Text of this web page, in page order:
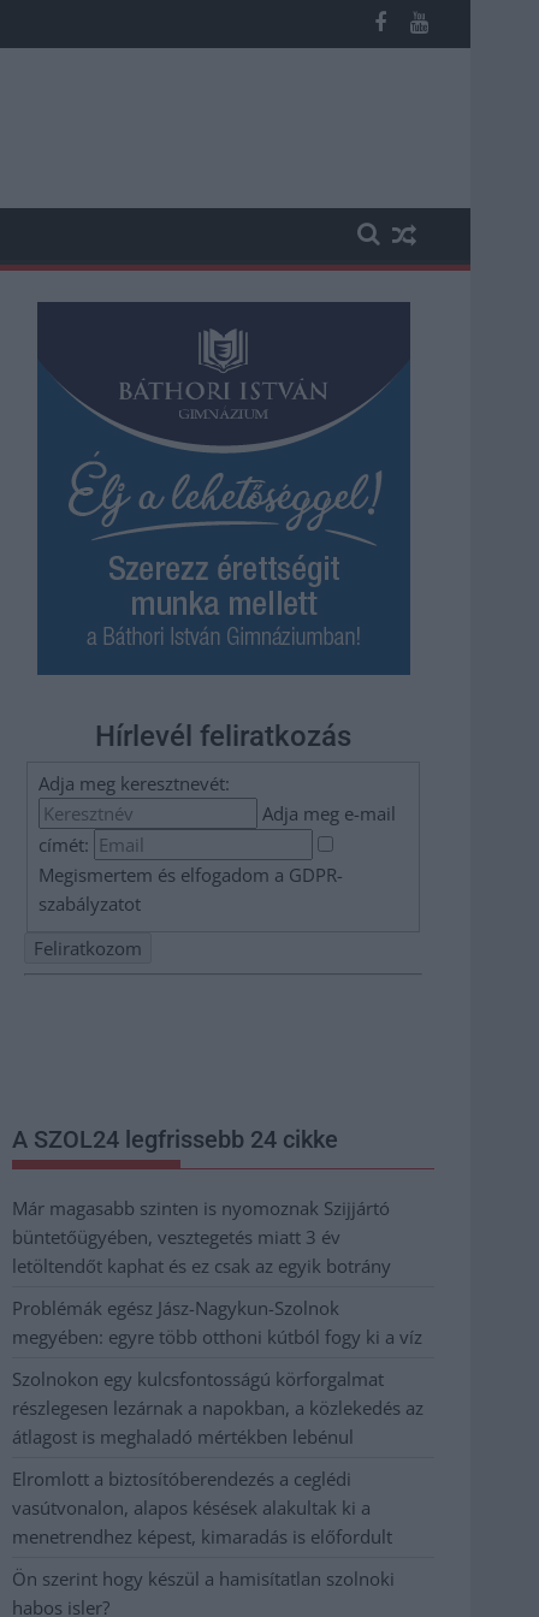
otthoni kútból fogy ki a víz
Hírlevél feliratkozás
Adja meg keresztnevét:
Adja meg e-mail
címét:
Megismertem és elfogadom a GDPR-
szabályzatot
A SZOL24 legfrissebb 24 cikke
Már magasabb szinten is nyomoznak Szijjártó
büntetőügyében, vesztegetés miatt 3 év
letöltendőt kaphat és ez csak az egyik botrány
Problémák egész Jász-Nagykun-Szolnok
megyében: egyre több otthoni kútból fogy ki a víz
Szolnokon egy kulcsfontosságú körforgalmat
részlegesen lezárnak a napokban, a közlekedés az
átlagost is meghaladó mértékben lebénul
Elromlott a biztosítóberendezés a ceglédi
vasútvonalon, alapos késések alakultak ki a
menetrendhez képest, kimaradás is előfordult
Ön szerint hogy készül a hamisítatlan szolnoki
habos isler?